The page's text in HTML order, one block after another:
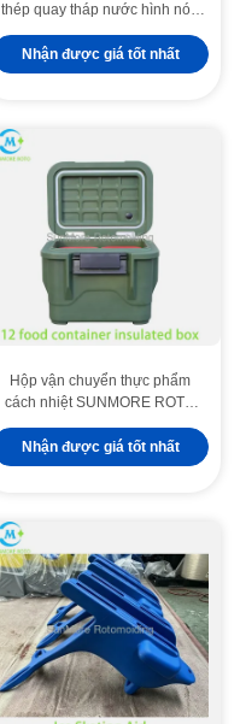
thép quay tháp nước hình nón
thẳng đứng tùy chỉnh, Khuôn
quay hàn dày cho bể chứa chất
lỏng hình nón bằng nhựa
Nhận được giá tốt nhất
Hộp vận chuyển thực phẩm
cách nhiệt SUNMORE ROTO
hộp đựng thức ăn nóng di động
để phục vụ bữa ăn cho nhóm
Nhận được giá tốt nhất